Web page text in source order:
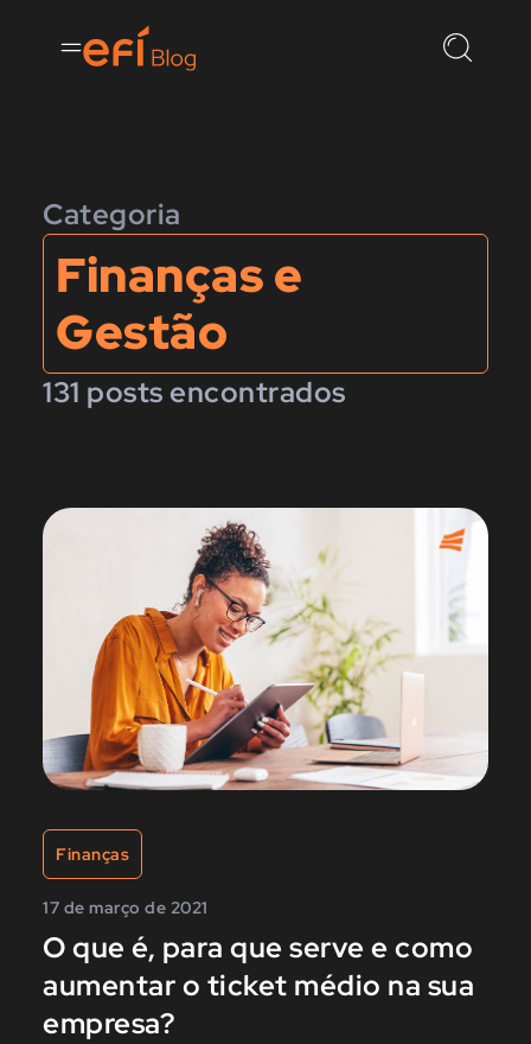
Categoria
Finanças e
Gestão
131 posts encontrados
Finanças
17 de março de 2021
O que é, para que serve e como
aumentar o ticket médio na sua
empresa?